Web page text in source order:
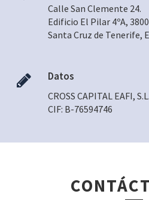
Calle San Clemente 24.
Edificio El Pilar 4ºA,
Santa Cruz de Tenerife,
Datos
CROSS CAPITAL EAFI, S.L.
CIF: B-76594746